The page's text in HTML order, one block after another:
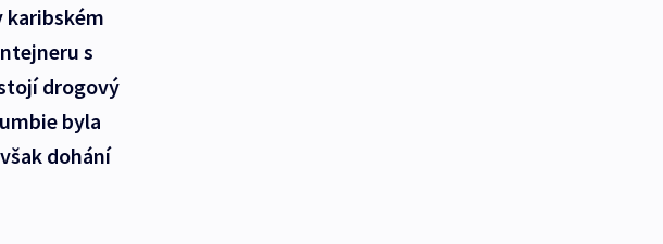
karibském
s
drogový
byla
dohání